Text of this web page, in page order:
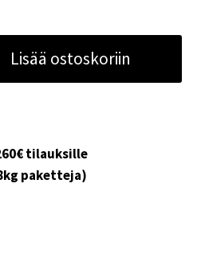
Lisää ostoskoriin
tilauksille
paketteja)